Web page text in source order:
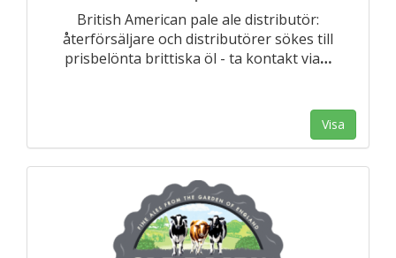
British American pale ale distributör:
återförsäljare och distributörer sökes till
prisbelönta brittiska öl - ta kontakt via…
Visa